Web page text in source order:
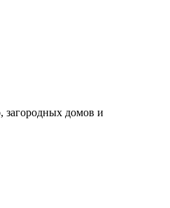
загородных домов и